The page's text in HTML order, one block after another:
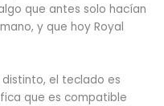
que antes solo hacían
y que hoy Royal
distinto, el teclado es
que es compatible